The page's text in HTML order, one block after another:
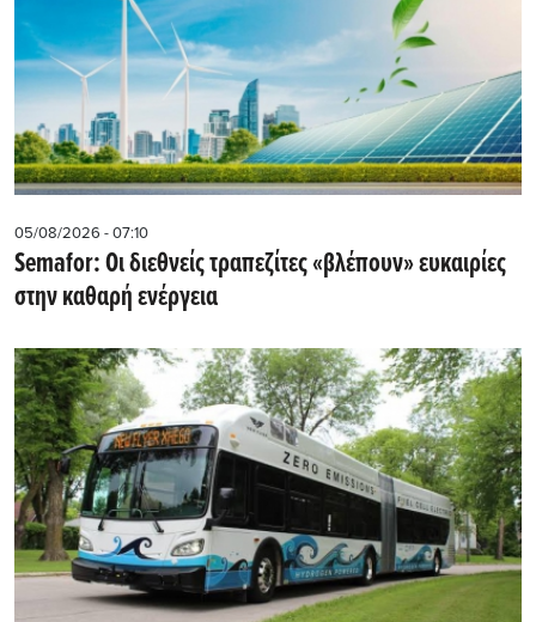
05/08/2026 - 07:10
Semafor: Οι διεθνείς τραπεζίτες «βλέπουν» ευκαιρίες
στην καθαρή ενέργεια